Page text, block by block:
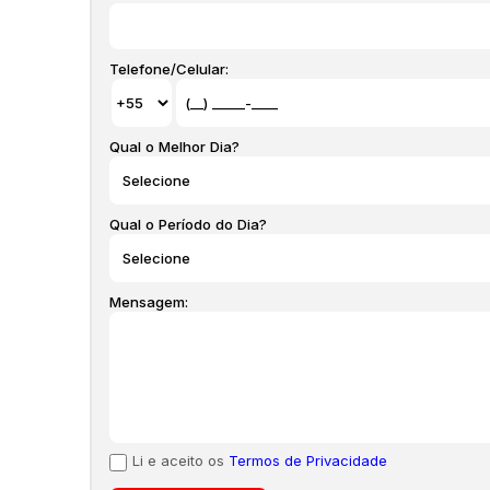
Ref. AP03876 agende uma visita
sem prévio aviso, podendo ser aproximados. O itens
podem não estar conforme fotos do anúncio. Estas
Telefone/Celular:
Qual o Melhor Dia?
Qual o Período do Dia?
Mensagem:
Li e aceito os Termos de Privacidade